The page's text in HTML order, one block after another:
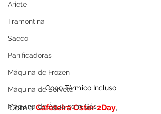
Ariete
Tramontina
Saeco
Panificadoras
Máquina de Frozen
Máquina de Sorvete
Máquina de Água com Gás
Copo Térmico Incluso
Com a Cafeteira Oster 2Day,